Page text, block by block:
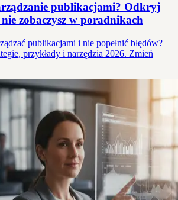
publikacjami? Odkryj
zobaczysz w poradnikach
publikacjami i nie popełnić błędów?
przykłady i narzędzia 2026. Zmień